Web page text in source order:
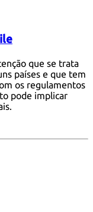
que se trata
países e que tem
os regulamentos
pode implicar